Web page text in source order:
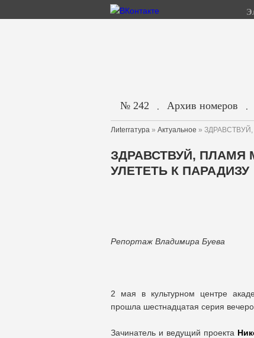
№ 242 . Архив номеров .
Лиterraтура » Актуальное »
ЗДРАВСТВУЙ, ПЛАМЯ
УЛЕТЕТЬ К ПАРАДИЗУ
Репортаж Владимира Буева
2 мая в культурном центре
прошла шестнадцатая серия
Зачинатель и ведущий проекта